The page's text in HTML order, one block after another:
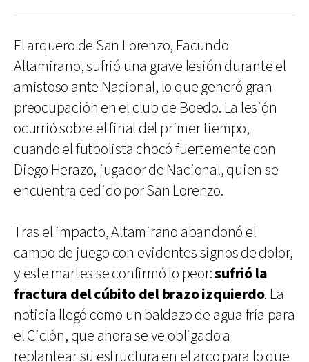
El arquero de San Lorenzo, Facundo
Altamirano, sufrió una grave lesión durante el
amistoso ante Nacional, lo que generó gran
preocupación en el club de Boedo. La lesión
ocurrió sobre el final del primer tiempo,
cuando el futbolista chocó fuertemente con
Diego Herazo, jugador de Nacional, quien se
encuentra cedido por San Lorenzo.
Tras el impacto, Altamirano abandonó el
campo de juego con evidentes signos de dolor,
y este martes se confirmó lo peor:sufrió la
fractura del cúbito del brazo izquierdo. La
noticia llegó como un baldazo de agua fría para
el Ciclón, que ahora se ve obligado a
replantear su estructura en el arco para lo que